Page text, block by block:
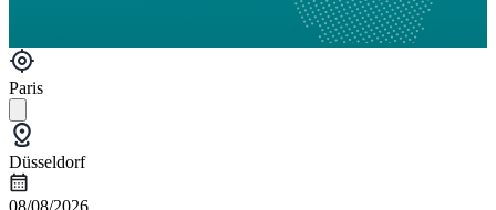
Paris
Düsseldorf
08/08/2026